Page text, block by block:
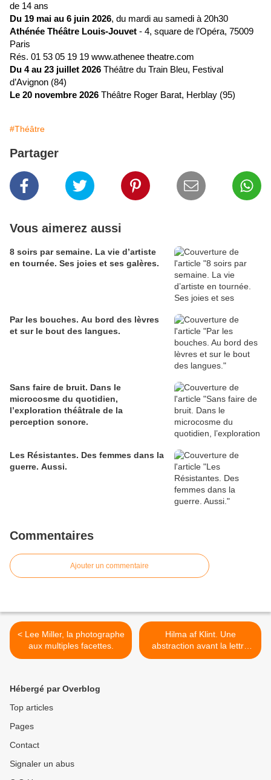
de 14 ans
Du 19 mai au 6 juin 2026, du mardi au samedi à 20h30
Athénée Théâtre Louis-Jouvet - 4, square de l’Opéra, 75009
Paris
Rés. 01 53 05 19 19 www.athenee theatre.com
Du 4 au 23 juillet 2026 Théâtre du Train Bleu, Festival
d’Avignon (84)
Le 20 novembre 2026 Théâtre Roger Barat, Herblay (95)
#Théâtre
Partager
Vous aimerez aussi
8 soirs par semaine. La vie d’artiste
en tournée. Ses joies et ses galères.
Par les bouches. Au bord des lèvres
et sur le bout des langues.
Sans faire de bruit. Dans le
microcosme du quotidien,
l’exploration théâtrale de la
perception sonore.
Les Résistantes. Des femmes dans la
guerre. Aussi.
Commentaires
Ajouter un commentaire
< Lee Miller, la photographe
aux multiples facettes.
Hilma af Klint. Une
abstraction avant la lettre
nourrie de spiritualité. >
Hébergé par Overblog
Top articles
Pages
Contact
Signaler un abus